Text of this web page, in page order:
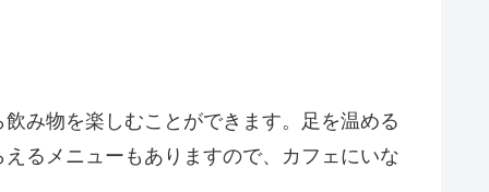
み物を楽しむことができます。足を温める
るメニューもありますので、カフェにいな